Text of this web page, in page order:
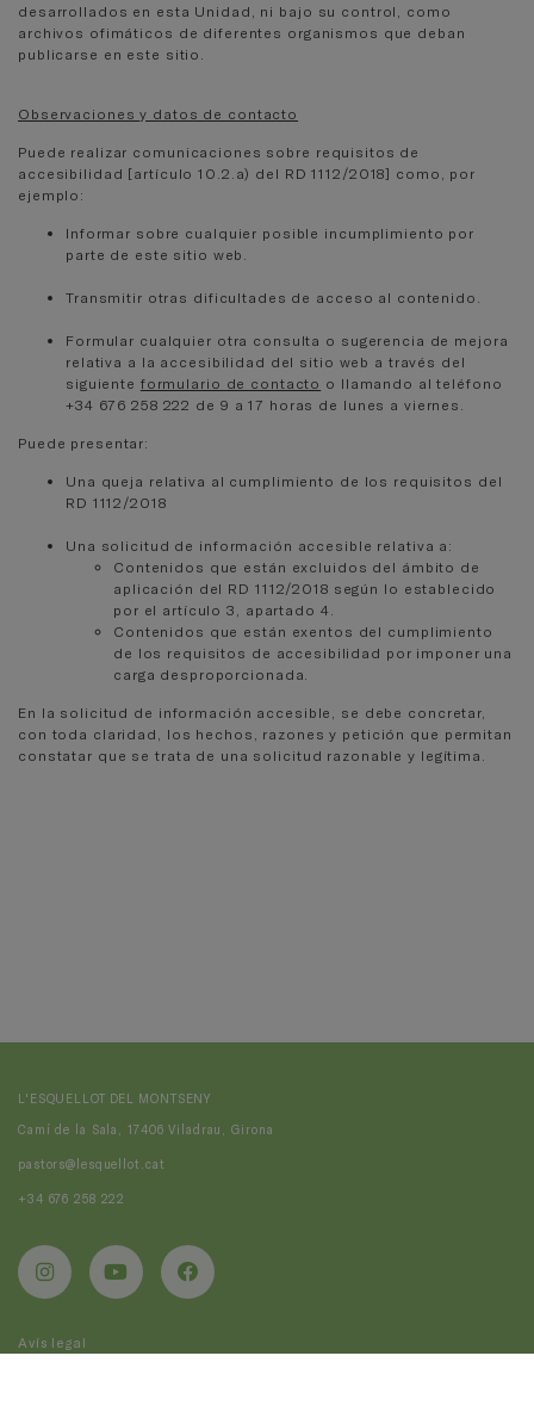
desarrollados en esta Unidad, ni bajo su control, como
archivos ofimáticos de diferentes organismos que deban
publicarse en este sitio.
Observaciones y datos de contacto
Puede realizar comunicaciones sobre requisitos de
accesibilidad [artículo 10.2.a) del RD 1112/2018] como, por
ejemplo:
Informar sobre cualquier posible incumplimiento por
parte de este sitio web.
Transmitir otras dificultades de acceso al contenido.
Formular cualquier otra consulta o sugerencia de mejora
relativa a la accesibilidad del sitio web a través del
siguiente formulario de contacto o llamando alteléfono
+34 676 258 222‬ de 9 a 17 horas de lunes a viernes.
Puede presentar:
Una queja relativa al cumplimiento de los requisitos del
RD 1112/2018
Una solicitud de información accesible relativa a:
Contenidos que están excluidos del ámbito de
aplicación del RD 1112/2018 según lo establecido
por el artículo 3, apartado 4.
Contenidos que están exentos del cumplimiento
de los requisitos de accesibilidad por imponer una
carga desproporcionada.
En la solicitud de información accesible, se debe concretar,
con toda claridad, los hechos, razones y petición que permitan
constatar que se trata de una solicitud razonable y legítima.
L'ESQUELLOT DEL MONTSENY
Camí de la Sala, 17406 Viladrau, Girona
pastors@lesquellot.cat
+34 676 258 222
Avís legal